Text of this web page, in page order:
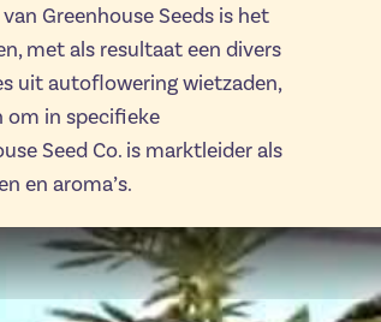
Greenhouse Seeds is het
met als resultaat een divers
uit autoflowering wietzaden,
om in specifieke
Seed Co. is marktleider als
en aroma’s.